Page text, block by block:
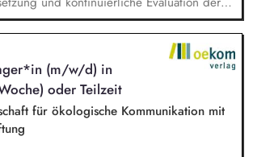
Webinaren und Workshops zu
und Arbeitsrechten.
Begleitung,
konkreter Projekte und
Erstellung und
Bilanzierung sowie Entwicklung und
Treibhausgas-Reduktionspfaden.
und Implementierung eines auf
angepassten Green Producing.
(m/w/d) in
oder Teilzeit
für ökologische Kommunikation mit